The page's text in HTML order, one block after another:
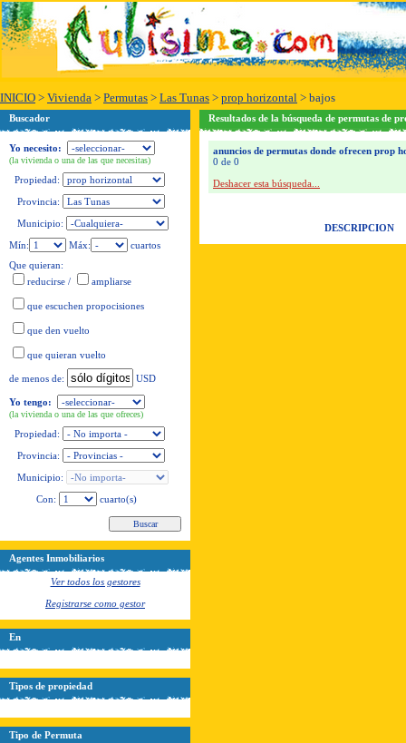
INICIO > Vivienda > Permutas > Las Tunas > prop horizontal > bajos
Buscador
Yo necesito:
(la vivienda o una de las que necesitas)
Propiedad:
Provincia:
Municipio:
Mín:
Máx:
cuartos
Que quieran:
reducirse / ampliarse
que escuchen propocisiones
que den vuelto
que quieran vuelto
de menos de: USD
Yo tengo:
(la vivienda o una de las que ofreces)
Propiedad:
Provincia:
Municipio:
Con:
cuarto(s)
Agentes Inmobiliarios
Ver todos los gestores
Registrarse como gestor
En
Tipos de propiedad
Tipo de Permuta
Resultados de la búsqueda de permutas de
anuncios de permutas donde ofrecen prop
0 de 0
Deshacer esta búsqueda...
DESCRIPCION